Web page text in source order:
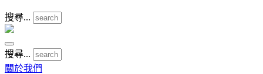
搜尋...
搜尋...
關於我們